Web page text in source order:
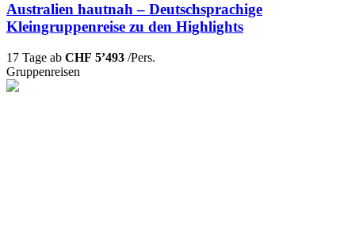
Australien hautnah – Deutschsprachige
Kleingruppenreise zu den Highlights
17 Tage ab CHF 5’493 /Pers.
Gruppenreisen